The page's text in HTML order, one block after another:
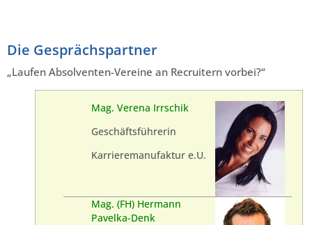
Die Gesprächspartner
„Laufen Absolventen-Vereine an Recruitern vorbei?“
Mag. Verena Irrschik
Geschäftsführerin
Karrieremanufaktur e.U.
Mag. (FH) Hermann
Pavelka-Denk